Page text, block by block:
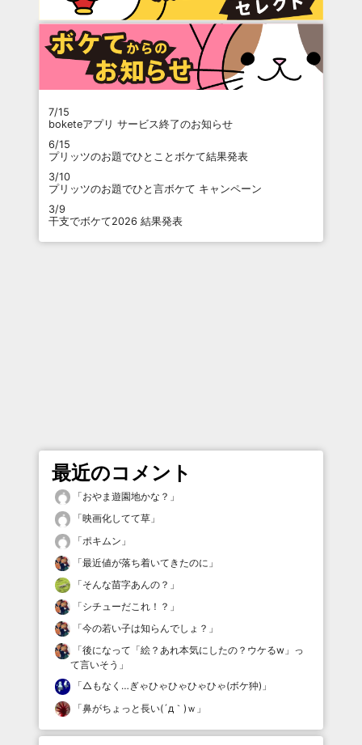
7/15
boketeアプリ サービス終了のお知らせ
6/15
プリッツのお題でひとことボケて結果発表
3/10
プリッツのお題でひと言ボケて キャンペーン
3/9
干支でボケて2026 結果発表
最近のコメント
「おやま遊園地かな？ 」
「映画化してて草 」
「ポキムン 」
「最近値が落ち着いてきたのに 」
「そんな苗字あんの？ 」
「シチューだこれ！？ 」
「今の若い子は知らんでしょ？ 」
「後になって「絵？あれ本気にしたの？ウケるw」っ
て言いそう 」
「△もなく…ぎゃひゃひゃひゃひゃ(ボケ狆) 」
「鼻がちょっと長い(´д｀)ｗ 」